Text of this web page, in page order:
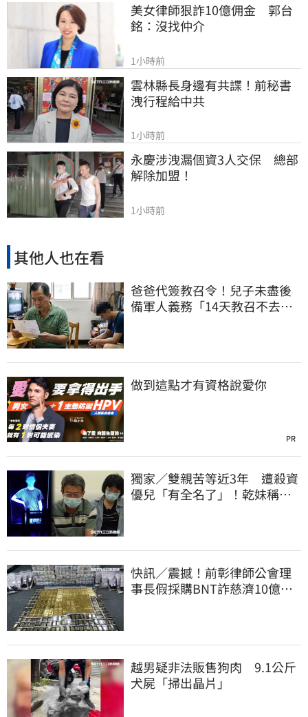
美女律師狠詐10億佣金　郭台
銘：沒找仲介
1小時前
雲林縣長身邊有共諜！前秘書
洩行程給中共
1小時前
永慶涉洩漏個資3人交保　總部
解除加盟！
1小時前
其他人也在看
爸爸代簽教召令！兒子未盡後
備軍人義務「14天教召不去」
做到這點才有資格說愛你
PR
獨家／雙親苦等近3年 遭殺資
優兒「有全名了」！乾妹稱賠
快訊／震撼！前彰律師公會理
事長假採購BNT詐慈濟10億、
越男疑非法販售狗肉 9.1公斤
犬屍「掃出晶片」